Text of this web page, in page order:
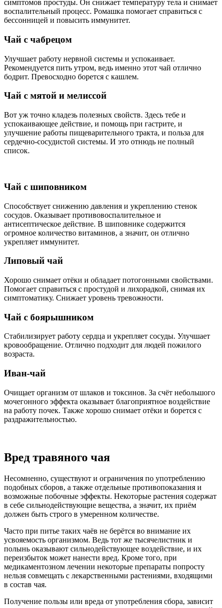
симптомов простуды. Он снижает температуру тела и снимает
воспалительный процесс. Ромашка помогает справиться с
бессонницей и повысить иммунитет.
Чай с чабрецом
Улучшает работу нервной системы и успокаивает.
Рекомендуется пить утром, ведь именно этот чай отлично
бодрит. Превосходно борется с кашлем.
Чай с мятой и мелиссой
Вот уж точно кладезь полезных свойств. Здесь тебе и
успокаивающее действие, и помощь при гастрите, и
улучшение работы пищеварительного тракта, и польза для
сердечно-сосудистой системы. И это отнюдь не полный
список.
Чай с шиповником
Способствует снижению давления и укреплению стенок
сосудов. Оказывает противовоспалительное и
антисептическое действие. В шиповнике содержится
огромное количество витаминов, а значит, он отлично
укрепляет иммунитет.
Липовый чай
Хорошо снимает отёки и обладает потогонными свойствами.
Помогает справиться с простудой и лихорадкой, снимая их
симптоматику. Снижает уровень тревожности.
Чай с боярышником
Стабилизирует работу сердца и укрепляет сосуды. Улучшает
кровообращение. Отлично подходит для людей пожилого
возраста.
Иван-чай
Очищает организм от шлаков и токсинов. За счёт небольшого
мочегонного эффекта оказывает благоприятное воздействие
на работу почек. Также хорошо снимает отёки и борется с
раздражительностью.
Вред травяного чая
Несомненно, существуют и ограничения по употреблению
подобных сборов, а также отдельные противопоказания и
возможные побочные эффекты. Некоторые растения содержат
в себе сильнодействующие вещества, а значит, их приём
должен быть строго в умеренном количестве.
Часто при питье таких чаёв не берётся во внимание их
усвояемость организмом. Ведь тот же тысячелистник и
полынь оказывают сильнодействующее воздействие, и их
переизбыток может нанести вред. Кроме того, при
медикаментозном лечении некоторые препараты попросту
нельзя совмещать с лекарственными растениями, входящими
в состав чая.
Получение пользы или вреда от употребления сбора, зависит